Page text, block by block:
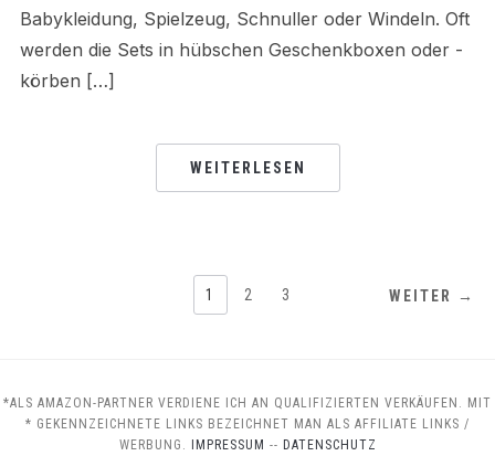
Babykleidung, Spielzeug, Schnuller oder Windeln. Oft
werden die Sets in hübschen Geschenkboxen oder -
körben […]
WEITERLESEN
SEITENNUMMERIERUNG
1 2 3 WEITER →
*ALS AMAZON-PARTNER VERDIENE ICH AN QUALIFIZIERTEN VERKÄUFEN. MIT
* GEKENNZEICHNETE LINKS BEZEICHNET MAN ALS AFFILIATE LINKS /
WERBUNG.
IMPRESSUM -- DATENSCHUTZ